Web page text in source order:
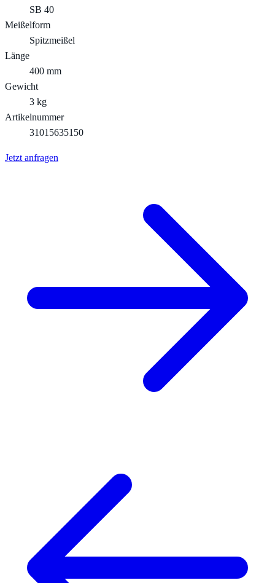
SB 40
Meißelform
Spitzmeißel
Länge
400 mm
Gewicht
3 kg
Artikelnummer
31015635150
Jetzt anfragen